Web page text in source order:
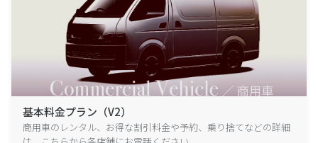
基本料金プラン（V2）
商用車のレンタル、お得な割引料金や予約、乗り捨てなどの詳細